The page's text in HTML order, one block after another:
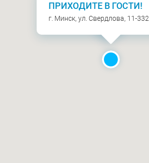
ПРИХОДИТЕ В ГОСТИ!
г. Минск, ул. Свердлова, 11-332